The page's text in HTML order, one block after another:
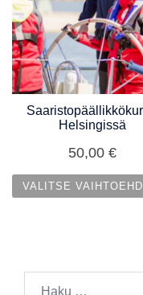
Helsingissä
50,00€
VALITSE